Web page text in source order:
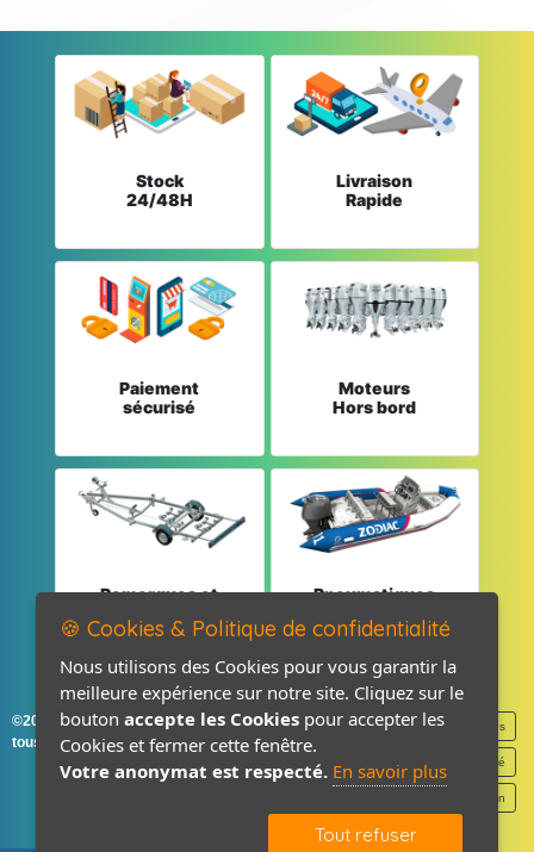
Stock
24/48H
Livraison
Rapide
Paiement
sécurisé
Moteurs
Hors bord
Remorques et
Pneumatiques
©2026-2027 France Accastillage
tous droits réservés
Mentions légales
Politique de confidentialité
Contact / Plan
🍪 Cookies & Politique de confidentialité
Nous utilisons des Cookies pour vous garantir la
meilleure expérience sur notre site. Cliquez sur le
bouton accepte les Cookies pour accepter les
Cookies et fermer cette fenêtre.
Votre anonymat est respecté. En savoir plus
Tout refuser